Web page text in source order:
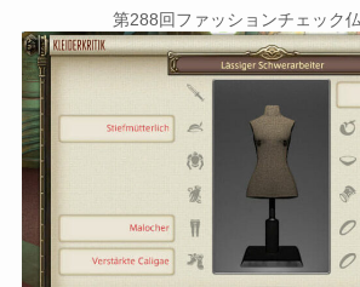
第288回ファッションチェック